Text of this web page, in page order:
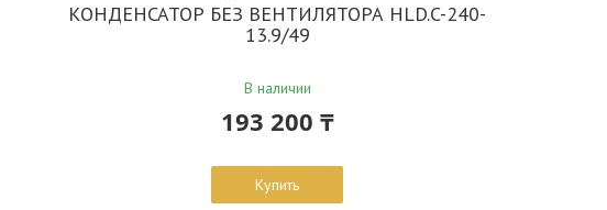
КОНДЕНСАТОР БЕЗ ВЕНТИЛЯТОРА HLD.C-240-
13.9/49
В наличии
193 200 ₸
Купить